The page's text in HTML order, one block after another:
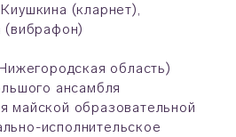
(кларнет),
(вибрафон)
область)
ансамбля
майской образовательной
исполнительское